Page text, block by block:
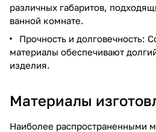
различных габаритов,
ванной комнате.
Прочность и долговечность:
материалы обеспечивают
изделия.
Материалы
Наиболее распространенными